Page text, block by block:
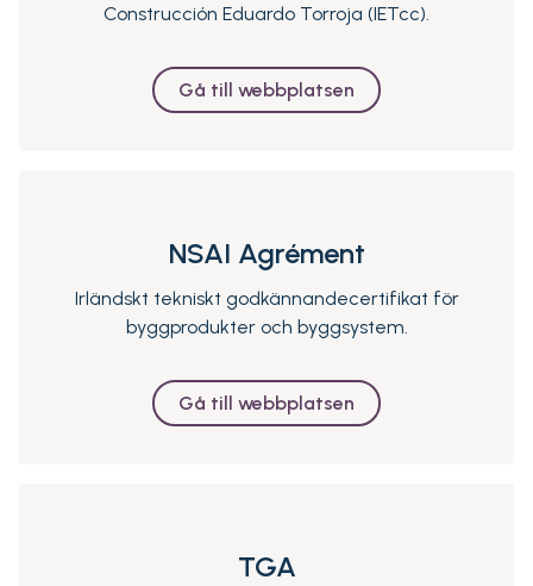
Construcción Eduardo Torroja (IETcc).
Gå till webbplatsen
NSAI Agrément
Irländskt tekniskt godkännandecertifikat för
byggprodukter och byggsystem.
Gå till webbplatsen
TGA